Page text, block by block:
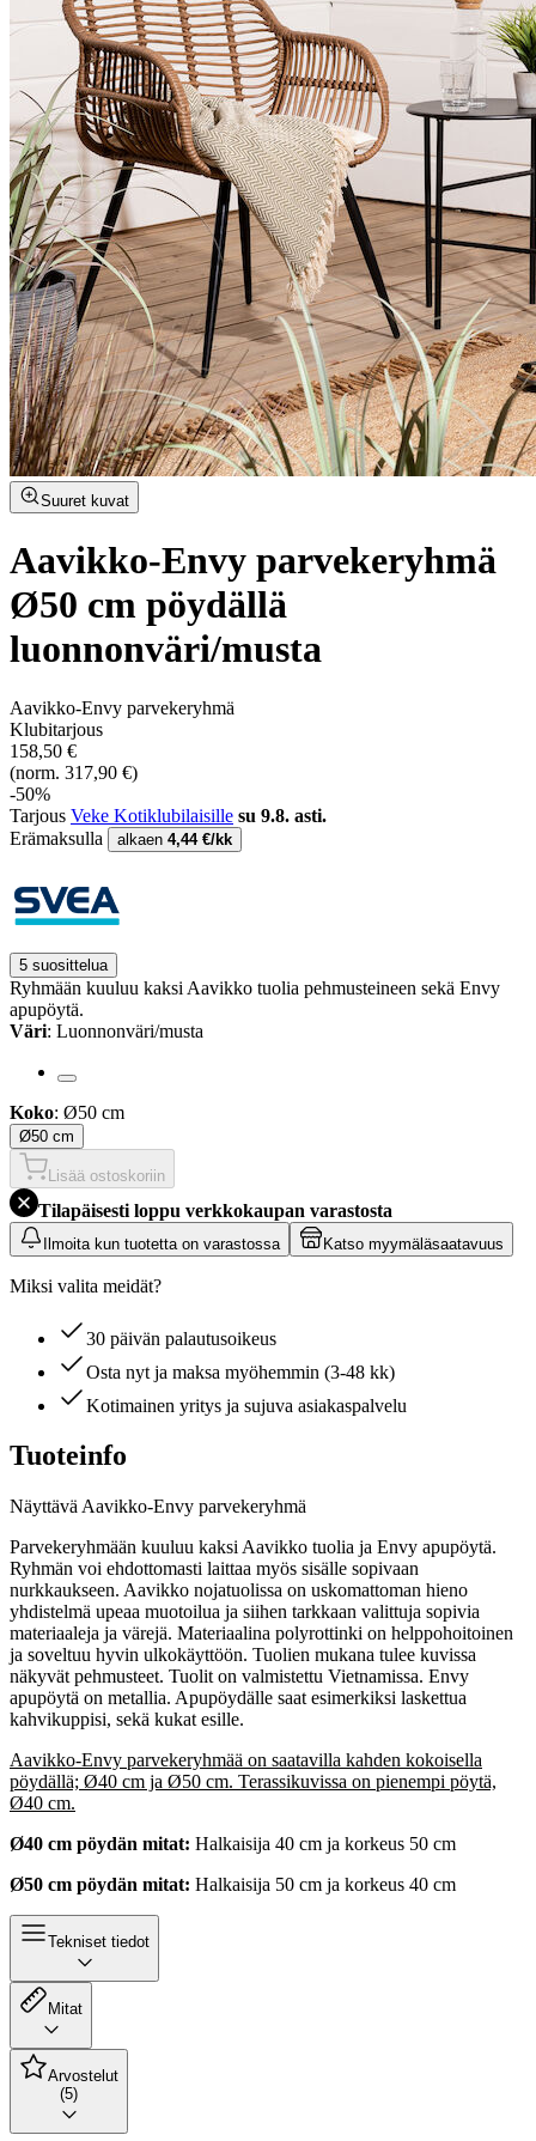
Suuret kuvat
Aavikko-Envy parvekeryhmä
Ø50 cm pöydällä
luonnonväri/musta
Aavikko-Envy parvekeryhmä
Klubitarjous
158,50 €
(norm. 317,90 €)
-50%
Tarjous Veke Kotiklubilaisille su 9.8. asti.
Erämaksulla
alkaen 4,44 €/kk
5 suosittelua
Ryhmään kuuluu kaksi Aavikko tuolia pehmusteineen sekä Envy
apupöytä.
Väri: Luonnonväri/musta
Koko: Ø50 cm
Ø50 cm
Lisää ostoskoriin
Tilapäisesti loppu verkkokaupan varastosta
Ilmoita kun tuotetta on varastossa Katso myymäläsaatavuus
Miksi valita meidät?
30 päivän palautusoikeus
Osta nyt ja maksa myöhemmin (3-48 kk)
Kotimainen yritys ja sujuva asiakaspalvelu
Tuoteinfo
Näyttävä Aavikko-Envy parvekeryhmä
Parvekeryhmään kuuluu kaksi Aavikko tuolia ja Envy apupöytä.
Ryhmän voi ehdottomasti laittaa myös sisälle sopivaan
nurkkaukseen. Aavikko nojatuolissa on uskomattoman hieno
yhdistelmä upeaa muotoilua ja siihen tarkkaan valittuja sopivia
materiaaleja ja värejä. Materiaalina polyrottinki on helppohoitoinen
ja soveltuu hyvin ulkokäyttöön. Tuolien mukana tulee kuvissa
näkyvät pehmusteet. Tuolit on valmistettu Vietnamissa. Envy
apupöytä on metallia. Apupöydälle saat esimerkiksi laskettua
kahvikuppisi, sekä kukat esille.
Aavikko-Envy parvekeryhmää on saatavilla kahden kokoisella
pöydällä; Ø40 cm ja Ø50 cm. Terassikuvissa on pienempi pöytä,
Ø40 cm.
Ø40 cm pöydän mitat: Halkaisija 40 cm ja korkeus 50 cm
Ø50 cm pöydän mitat: Halkaisija 50 cm ja korkeus 40 cm
Tekniset tiedot
Mitat
Arvostelut
(5)